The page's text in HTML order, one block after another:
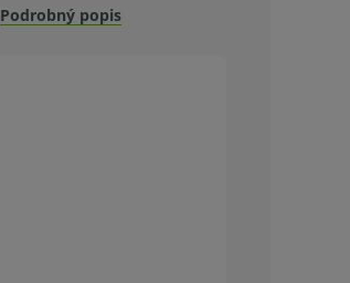
Podrobný popis